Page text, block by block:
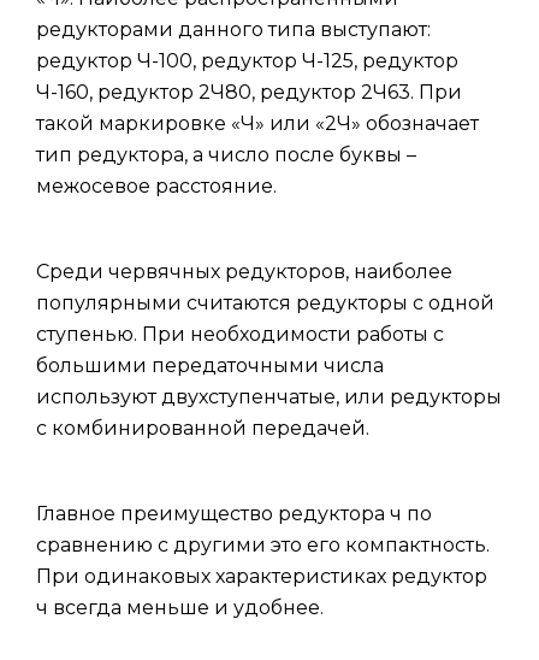
редукторами данного типа выступают:
редуктор Ч-100, редуктор Ч-125, редуктор
Ч-160, редуктор 2Ч80, редуктор 2Ч63. При
такой маркировке «Ч» или «2Ч» обозначает
тип редуктора, а число после буквы –
межосевое расстояние.
Среди червячных редукторов, наиболее
популярными считаются редукторы с одной
ступенью. При необходимости работы с
большими передаточными числа
используют двухступенчатые, или редукторы
с комбинированной передачей.
Главное преимущество редуктора ч по
сравнению с другими это его компактность.
При одинаковых характеристиках редуктор
ч всегда меньше и удобнее.